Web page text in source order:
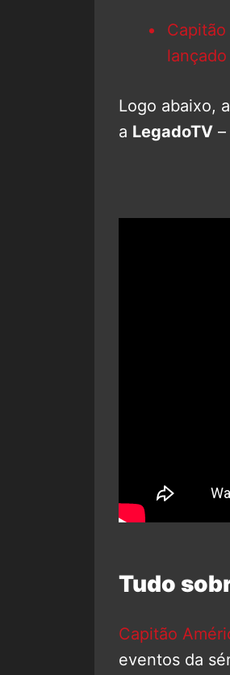
lançado
Logo abaixo,
a LegadoTV
Tudo
Capitão
eventos da